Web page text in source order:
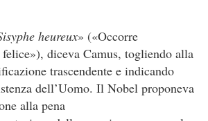
heureux» («Occorre
diceva Camus, togliendo alla
trascendente e indicando
dell’Uomo. Il Nobel proponeva
alla pena